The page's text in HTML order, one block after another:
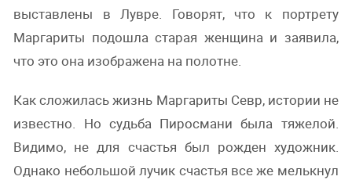
выставлены в Лувре. Говорят, что к портрету
Маргариты подошла старая женщина и заявила,
что это она изображена на полотне.
Как сложилась жизнь Маргариты Севр, истории не
известно. Но судьба Пиросмани была тяжелой.
Видимо, не для счастья был рожден художник.
Однако небольшой лучик счастья все же мелькнул